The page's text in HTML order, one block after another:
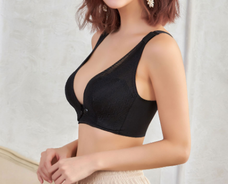
２．訂單成立數日內，您將收到繳費通知簡訊。
３．收到繳費通知簡訊後14天內，點擊此簡訊中的連結，可透過四大超商／
ATM／網路銀行／等多元方式進行付款，方視為交易完成。
※ 請注意：結帳手續完成當下不需立刻繳費，但若您需要取消訂單，請聯絡
購買商品的店家。未經商家同意取消之訂單仍視為有效，需透過AFTEE先享
※ 交易是否成功請以「AFTEE先享後付 」之結帳頁面顯示為準，若有關於
是否繳費成功／繳費後需取消欲退款等相關疑問，請聯繫「AFTEE先享後付
https://netprotections.freshdesk.com/support/home
１．透過由恩沛科技股份有限公司提供之「AFTEE先享後付」服務完成之交
易，需依本服務之必要範圍內提供個人資料，並將交易相關給付款項請求債
權轉讓予恩沛科技股份有限公司。
２．關於個人資料處理事宜，請瀏覽以下網址：
https://aftee.tw/terms/#terms3
３．未成年的使用者請事先徵得法定代理人或監護人之同意方可使用
「AFTEE先享後付」，若未經同意申辦者引起之損失，本公司不負相關責
４．使用「AFTEE先享後付」時，將依據個別帳號之用戶狀況，依本公司即
每筆NT$70，滿NT$499(含以上)免運費
每筆NT$70，滿NT$499(含以上)免運費
每筆NT$70，滿NT$499(含以上)免運費
每筆NT$80，滿NT$899(含以上)免運費